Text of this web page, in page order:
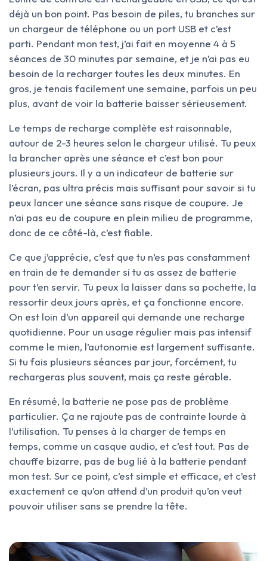
déjà un bon point. Pas besoin de piles, tu branches sur
un chargeur de téléphone ou un port USB et c’est
parti. Pendant mon test, j’ai fait en moyenne 4 à 5
séances de 30 minutes par semaine, et je n’ai pas eu
besoin de la recharger toutes les deux minutes. En
gros, je tenais facilement une semaine, parfois un peu
plus, avant de voir la batterie baisser sérieusement.
Le temps de recharge complète est raisonnable,
autour de 2-3 heures selon le chargeur utilisé. Tu peux
la brancher après une séance et c’est bon pour
plusieurs jours. Il y a un indicateur de batterie sur
l’écran, pas ultra précis mais suffisant pour savoir si tu
peux lancer une séance sans risque de coupure. Je
n’ai pas eu de coupure en plein milieu de programme,
donc de ce côté-là, c’est fiable.
Ce que j’apprécie, c’est que tu n’es pas constamment
en train de te demander si tu as assez de batterie
pour t’en servir. Tu peux la laisser dans sa pochette, la
ressortir deux jours après, et ça fonctionne encore.
On est loin d’un appareil qui demande une recharge
quotidienne. Pour un usage régulier mais pas intensif
comme le mien, l’autonomie est largement suffisante.
Si tu fais plusieurs séances par jour, forcément, tu
rechargeras plus souvent, mais ça reste gérable.
En résumé, la batterie ne pose pas de problème
particulier. Ça ne rajoute pas de contrainte lourde à
l’utilisation. Tu penses à la charger de temps en
temps, comme un casque audio, et c’est tout. Pas de
chauffe bizarre, pas de bug lié à la batterie pendant
mon test. Sur ce point, c’est simple et efficace, et c’est
exactement ce qu’on attend d’un produit qu’on veut
pouvoir utiliser sans se prendre la tête.